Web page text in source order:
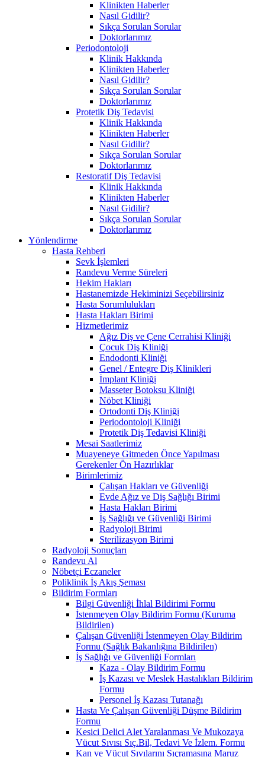
Klinikten Haberler
Nasıl Gidilir?
Sıkça Sorulan Sorular
Doktorlarımız
Periodontoloji
Klinik Hakkında
Klinikten Haberler
Nasıl Gidilir?
Sıkça Sorulan Sorular
Doktorlarımız
Protetik Diş Tedavisi
Klinik Hakkında
Klinikten Haberler
Nasıl Gidilir?
Sıkça Sorulan Sorular
Doktorlarımız
Restoratif Diş Tedavisi
Klinik Hakkında
Klinikten Haberler
Nasıl Gidilir?
Sıkça Sorulan Sorular
Doktorlarımız
Yönlendirme
Hasta Rehberi
Sevk İşlemleri
Randevu Verme Süreleri
Hekim Hakları
Hastanemizde Hekiminizi Seçebilirsiniz
Hasta Sorumlulukları
Hasta Hakları Birimi
Hizmetlerimiz
Ağız Diş ve Çene Cerrahisi Kliniği
Çocuk Diş Kliniği
Endodonti Kliniği
Genel / Entegre Diş Klinikleri
İmplant Kliniği
Masseter Botoksu Kliniği
Nöbet Kliniği
Ortodonti Diş Kliniği
Periodontoloji Kliniği
Protetik Diş Tedavisi Kliniği
Mesai Saatlerimiz
Muayeneye Gitmeden Önce Yapılması
Gerekenler Ön Hazırlıklar
Birimlerimiz
Çalışan Hakları ve Güvenliği
Evde Ağız ve Diş Sağlığı Birimi
Hasta Hakları Birimi
İş Sağlığı ve Güvenliği Birimi
Radyoloji Birimi
Sterilizasyon Birimi
Radyoloji Sonuçları
Randevu Al
Nöbetçi Eczaneler
Poliklinik İş Akış Şeması
Bildirim Formları
Bilgi Güvenliği İhlal Bildirimi Formu
İstenmeyen Olay Bildirim Formu (Kuruma
Bildirilen)
Çalışan Güvenliği İstenmeyen Olay Bildirim
Formu (Sağlık Bakanlığına Bildirilen)
İş Sağlığı ve Güvenliği Formları
Kaza - Olay Bildirim Formu
İş Kazası ve Meslek Hastalıkları Bildirim
Formu
Personel İş Kazası Tutanağı
Hasta Ve Çalışan Güvenliği Düşme Bildirim
Formu
Kesici Delici Alet Yaralanması Ve Mukozaya
Vücut Sıvısı Sıç.Bil, Tedavi Ve İzlem. Formu
Kan ve Vücut Sıvılarını Sıçramasına Maruz